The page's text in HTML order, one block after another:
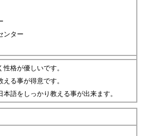
ンター
性格が優しいです。
える事が得意です。
本語をしっかり教える事が出来ます。